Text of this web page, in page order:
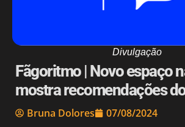
Divulgação
Fãgoritmo | Novo espaço
mostra recomendações
Bruna Dolores 07/08/2024